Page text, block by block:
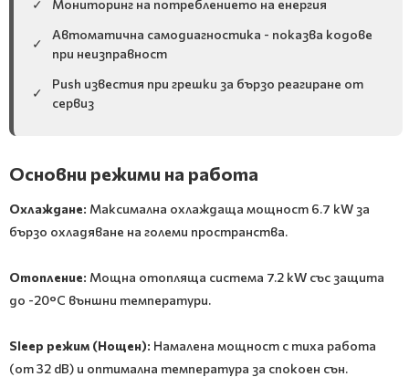
✓ Мониторинг на потреблението на енергия
✓
Автоматична самодиагностика - показва кодове
при неизправност
✓
Push известия при грешки за бързо реагиране от
сервиз
Основни режими на работа
Охлаждане: Максимална охлаждаща мощност 6.7 kW за
бързо охладяване на големи пространства.
Отопление: Мощна отопляща система 7.2 kW със защита
до -20°C външни температури.
Sleep режим (Нощен): Намалена мощност с тиха работа
(от 32 dB) и оптимална температура за спокоен сън.